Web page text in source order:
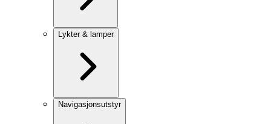
Lykter & lamper
Navigasjonsutstyr